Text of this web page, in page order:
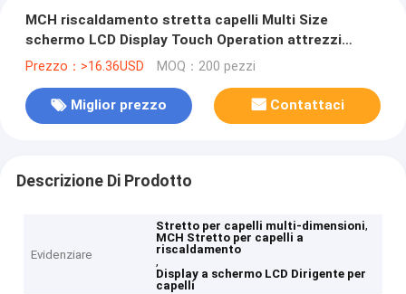
MCH riscaldamento stretta capelli Multi Size
schermo LCD Display Touch Operation attrezzi
professionali
Prezzo：>16.36USD MOQ：200 pezzi
Miglior prezzo Contattaci
Descrizione Di Prodotto
Evidenziare
Stretto per capelli multi-dimensioni,
MCH Stretto per capelli a
riscaldamento
,
Display a schermo LCD Dirigente per
capelli